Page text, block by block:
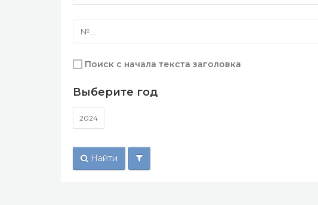
Поиск с начала текста заголовка
Выберите год
2024
Найти